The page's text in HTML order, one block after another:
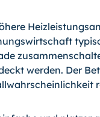
werden. Der